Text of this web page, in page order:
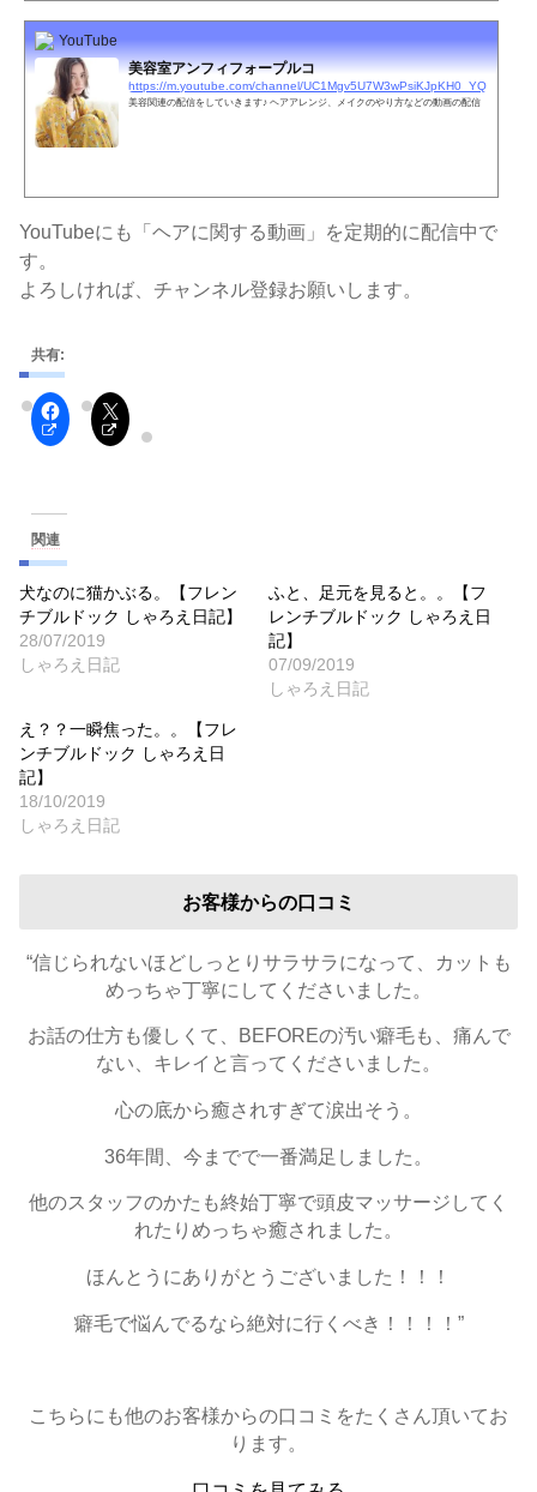
YouTube
美容室アンフィフォープルコ
https://m.youtube.com/channel/UC1Mgv5U7W3wPsiKJpKH0_YQ
美容関連の配信をしていきます♪ ヘアアレンジ、メイクのやり方などの動画の配信
YouTubeにも「ヘアに関する動画」を定期的に配信中で
す。
よろしければ、チャンネル登録お願いします。
共有:
関連
犬なのに猫かぶる。【フレン
チブルドック しゃろえ日記】
28/07/2019
しゃろえ日記
ふと、足元を見ると。。【フ
レンチブルドック しゃろえ日
記】
07/09/2019
しゃろえ日記
え？？一瞬焦った。。【フレ
ンチブルドック しゃろえ日
記】
18/10/2019
しゃろえ日記
お客様からの口コミ
“信じられないほどしっとりサラサラになって、カットも
めっちゃ丁寧にしてくださいました。
お話の仕方も優しくて、BEFOREの汚い癖毛も、痛んで
ない、キレイと言ってくださいました。
心の底から癒されすぎて涙出そう。
36年間、今までで一番満足しました。
他のスタッフのかたも終始丁寧で頭皮マッサージしてく
れたりめっちゃ癒されました。
ほんとうにありがとうございました！！！
癖毛で悩んでるなら絶対に行くべき！！！！”
こちらにも他のお客様からの口コミをたくさん頂いてお
ります。